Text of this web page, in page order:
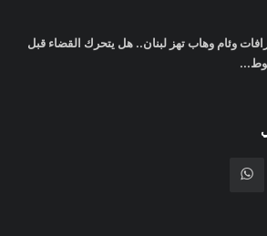
وئام وهاب تهز لبنان.. هل يتحرك القضاء قبل